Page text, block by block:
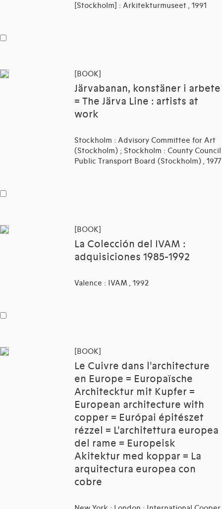
[Stockholm] : Arkitekturmuseet , 1991
[BOOK]
Järvabanan, konstäner i arbete
= The Järva Line : artists at
work
Stockholm : Advisory Committee for Art
(Stockholm) ; Stockholm : County Council
Public Transport Board (Stockholm) , 1977
[BOOK]
La Colección del IVAM :
adquisiciones 1985-1992
Valence : IVAM , 1992
[BOOK]
Le Cuivre dans l'architecture
en Europe = Europaïsche
Architecktur mit Kupfer =
European architecture with
copper = Európai épitészet
rézzel = L'architettura europea
del rame = Europeisk
Akitektur med koppar = La
arquitectura europea con
cobre